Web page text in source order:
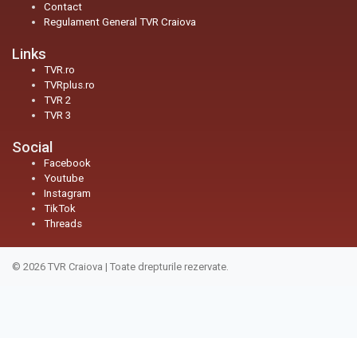
Contact
Regulament General TVR Craiova
Links
TVR.ro
TVRplus.ro
TVR 2
TVR 3
Social
Facebook
Youtube
Instagram
TikTok
Threads
© 2026 TVR Craiova | Toate drepturile rezervate.